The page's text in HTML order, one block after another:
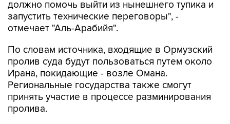
должно помочь выйти из нынешнего тупика и
запустить технические переговоры", -
отмечает "Аль-Арабийя".
По словам источника, входящие в Ормузский
пролив суда будут пользоваться путем около
Ирана, покидающие - возле Омана.
Региональные государства также смогут
принять участие в процессе разминирования
пролива.